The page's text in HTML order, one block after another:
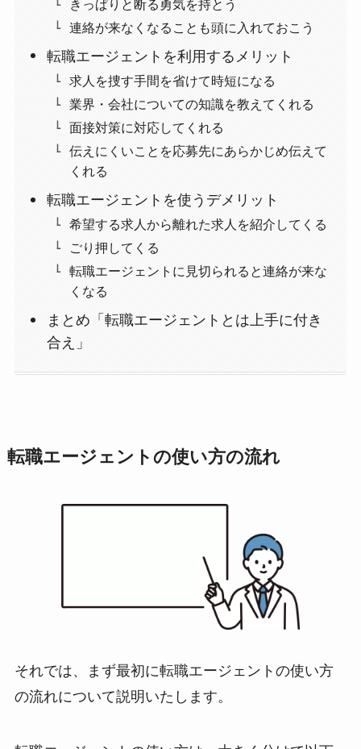
きっぱりと断る勇気を持とう
連絡が来なくなることも頭に入れておこう
転職エージェントを利用するメリット
求人を捜す手間を省けて時短になる
業界・会社についての知識を教えてくれる
面接対策に対応してくれる
伝えにくいことを応募先にあらかじめ伝えて
くれる
転職エージェントを使うデメリット
希望する求人から離れた求人を紹介してくる
ごり押してくる
転職エージェントに見切られると連絡が来な
くなる
まとめ「転職エージェントとは上手に付き
合え」
転職エージェントの使い方の流れ
それでは、まず最初に転職エージェントの使い方
の流れについて説明いたします。